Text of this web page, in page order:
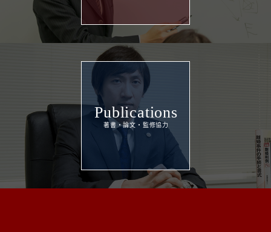
Publications